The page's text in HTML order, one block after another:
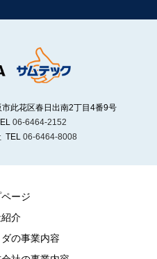
此花区春日出南2丁目4番9号
06-6464-2152
TEL 06-6464-8008
ページ
介
の事業内容